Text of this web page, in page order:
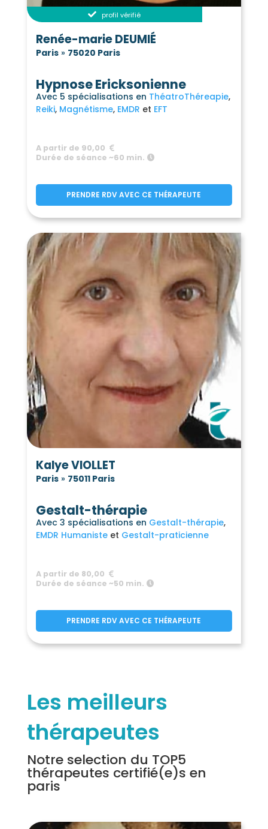
profil vérifié
Renée-marie DEUMIÉ
Paris» 75020 Paris
Hypnose Ericksonienne
Avec 5 spécialisations en ThéatroThéreapie
Reiki Magnétisme EMDR EFT
A partir de 90,00
Durée de séance ~60 min.
PRENDRE RDV AVEC CE THÉRAPEUTE
Kalye VIOLLET
Paris» 75011 Paris
Gestalt-thérapie
Avec 3 spécialisations en Gestalt-thérapie
EMDR Humaniste
Gestalt-praticienne
A partir de 80,00
Durée de séance ~50 min.
PRENDRE RDV AVEC CE THÉRAPEUTE
Les meilleurs
thérapeutes
Notre selection du TOP5
thérapeutes certifié(e)s en
paris